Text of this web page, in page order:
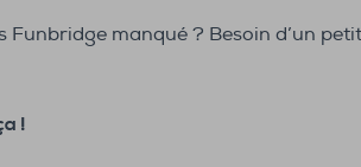
Funbridge manqué ? Besoin d’un
!